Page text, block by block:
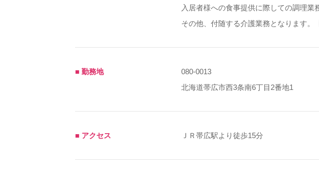
入居者様への食事提供に際しての調理業
その他、付随する介護業務となります。
■ 勤務地
080-0013
北海道帯広市西3条南6丁目2番地1
■ アクセス ＪＲ帯広駅より徒歩15分